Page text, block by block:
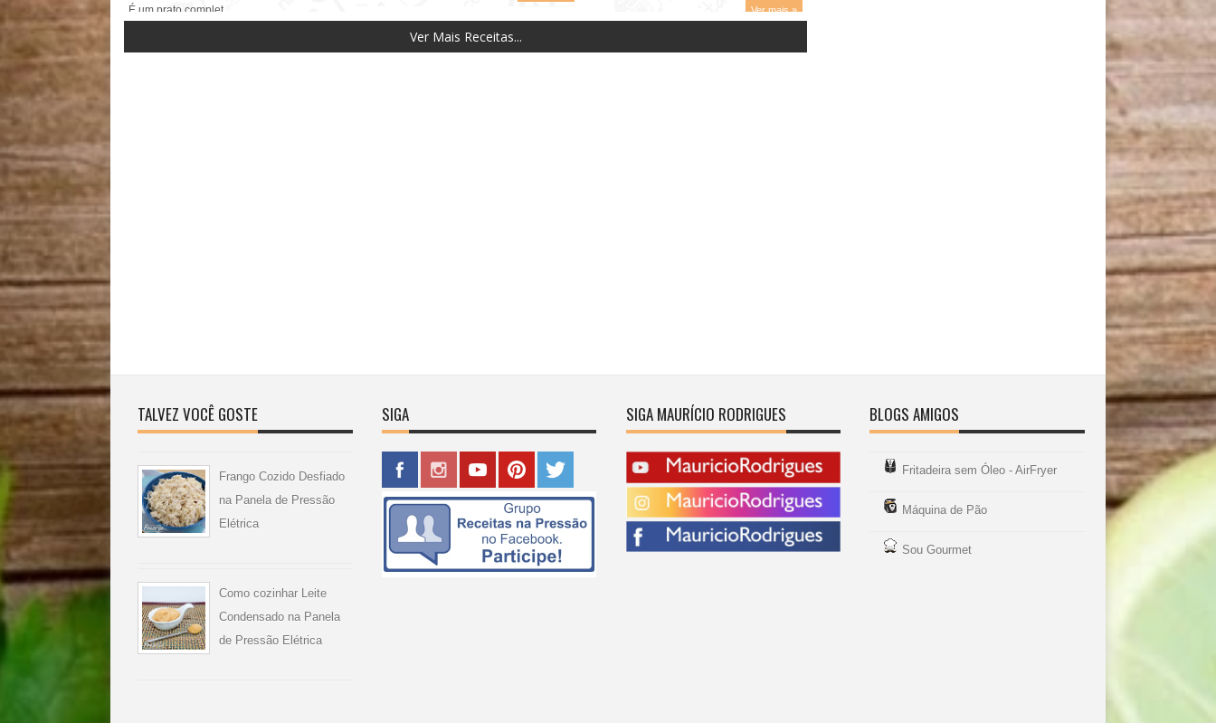
É um prato complet...
Ver mais »
Ver Mais Receitas...
TALVEZ VOCÊ GOSTE
Frango Cozido Desfiado
na Panela de Pressão
Elétrica
Como cozinhar Leite
Condensado na Panela
de Pressão Elétrica
SIGA SIGA MAURÍCIO RODRIGUES BLOGS AMIGOS
Fritadeira sem Óleo - AirFryer
Máquina de Pão
Sou Gourmet